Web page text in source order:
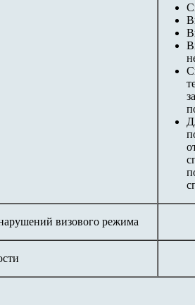
визового режима